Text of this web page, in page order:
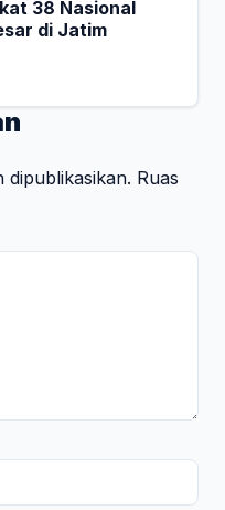
38 Nasional
di Jatim
dipublikasikan. Ruas